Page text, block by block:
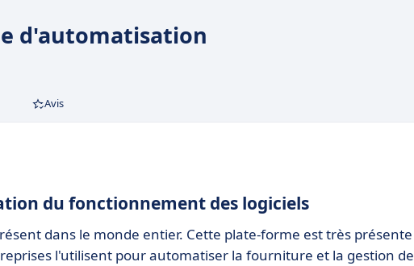
d'automatisation
Avis
du fonctionnement des logiciels
dans le monde entier. Cette plate-forme est très présente
l'utilisent pour automatiser la fourniture et la gestion de